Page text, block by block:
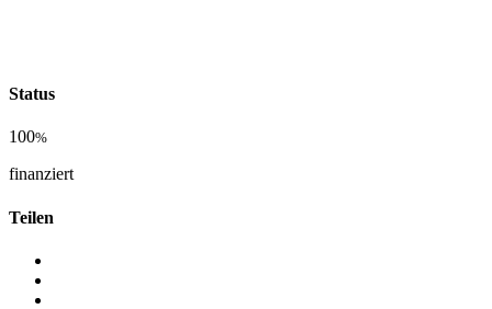
Status
100%
finanziert
Teilen